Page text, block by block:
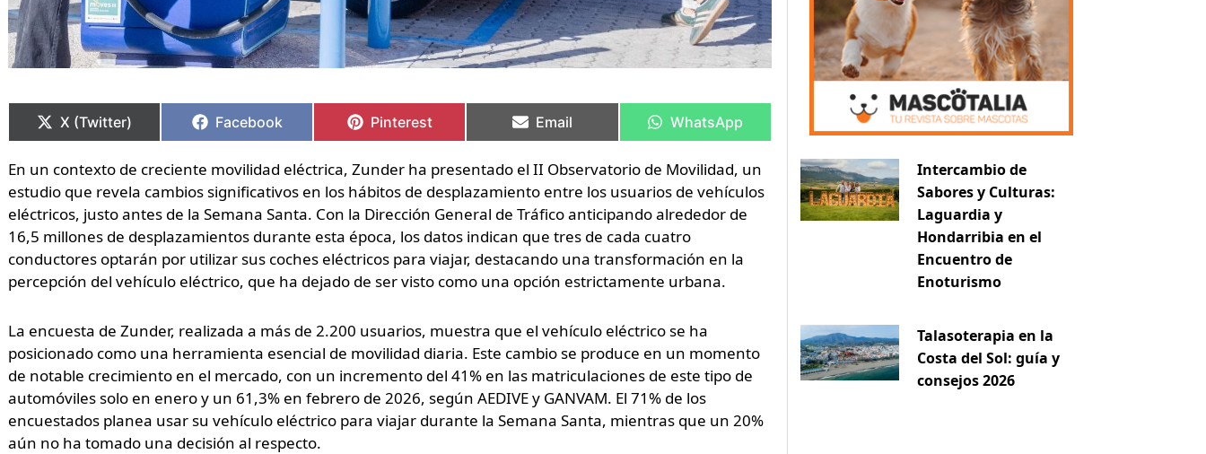
en
X (Twitter)
en
Facebook
en
Pinterest
en
Email
en
WhatsApp
En un contexto de creciente movilidad eléctrica, Zunder ha presentado el II Observatorio de Movilidad, un
estudio que revela cambios significativos en los hábitos de desplazamiento entre los usuarios de vehículos
eléctricos, justo antes de la Semana Santa. Con la Dirección General de Tráfico anticipando alrededor de
16,5 millones de desplazamientos durante esta época, los datos indican que tres de cada cuatro
conductores optarán por utilizar sus coches eléctricos para viajar, destacando una transformación en la
percepción del vehículo eléctrico, que ha dejado de ser visto como una opción estrictamente urbana.
La encuesta de Zunder, realizada a más de 2.200 usuarios, muestra que el vehículo eléctrico se ha
posicionado como una herramienta esencial de movilidad diaria. Este cambio se produce en un momento
de notable crecimiento en el mercado, con un incremento del 41% en las matriculaciones de este tipo de
automóviles solo en enero y un 61,3% en febrero de 2026, según AEDIVE y GANVAM. El 71% de los
encuestados planea usar su vehículo eléctrico para viajar durante la Semana Santa, mientras que un 20%
aún no ha tomado una decisión al respecto.
en
en
en
en
en
Intercambio de
Sabores y Culturas:
Laguardia y
Hondarribia en el
Encuentro de
Enoturismo
Talasoterapia en la
Costa del Sol: guía y
consejos 2026